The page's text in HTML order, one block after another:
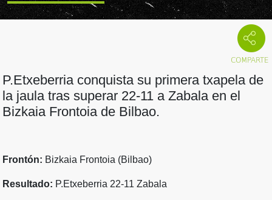
P.Etxeberria conquista su primera txapela de
la jaula tras superar 22-11 a Zabala en el
Bizkaia Frontoia de Bilbao.
Frontón: Bizkaia Frontoia (Bilbao)
Resultado: P.Etxeberria 22-11 Zabala